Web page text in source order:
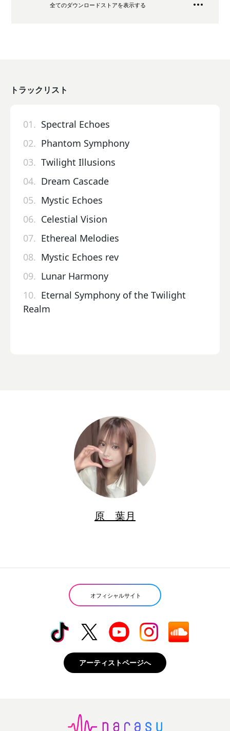
全てのダウンロードストアを表示する
トラックリスト
01. Spectral Echoes
02. Phantom Symphony
03. Twilight Illusions
04. Dream Cascade
05. Mystic Echoes
06. Celestial Vision
07. Ethereal Melodies
08. Mystic Echoes rev
09. Lunar Harmony
10. Eternal Symphony of the Twilight
Realm
原 葉月
オフィシャルサイト
アーティストページへ